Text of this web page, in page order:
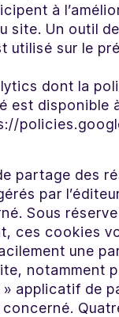
à
site. Un outil
utilisé sur le
dont la
est disponible
partage des
par
Sous
ces cookies
une
notamment
» applicatif de